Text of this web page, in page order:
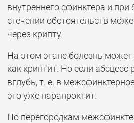
внутреннего сфинктера и при
стечении обстоятельств
через крипту.
На этом этапе болезнь
как криптит. Но если абсцесс
вглубь, т. е. в
это уже парапроктит.
По перегородкам